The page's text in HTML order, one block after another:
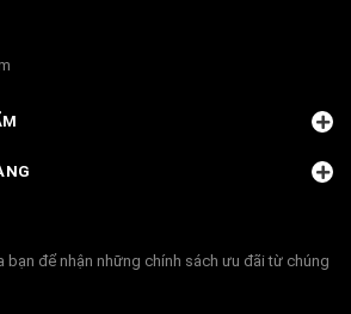
bạn để nhận những chính sách ưu đãi từ chúng